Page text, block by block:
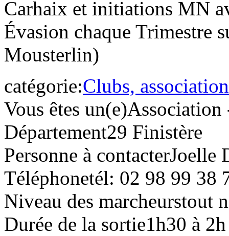
Carhaix et initiations MN
Évasion chaque Trimestre
Mousterlin)
catégorie:Clubs,
Vous êtes un(e)Association
Département29 Finistère
Personne à contacterJoelle
Téléphonetél: 02 98 99 38
Niveau des marcheurstout
Durée de la sortie1h30 à 2h